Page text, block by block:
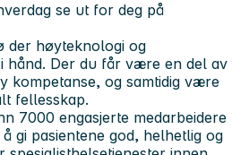
se ut for deg på
der høyteknologi og
hånd. Der du får være en del av
kompetanse, og samtidig være
fellesskap.
7000 engasjerte medarbeidere
gi pasientene god, helhetlig og